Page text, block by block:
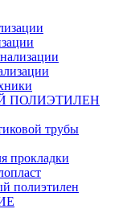
ПОЛИЭТИЛЕН
трубы
прокладки
полиэтилен